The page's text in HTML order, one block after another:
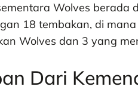
Wolves berada
18 tembakan, di
Wolves dan 3 yang
Dari